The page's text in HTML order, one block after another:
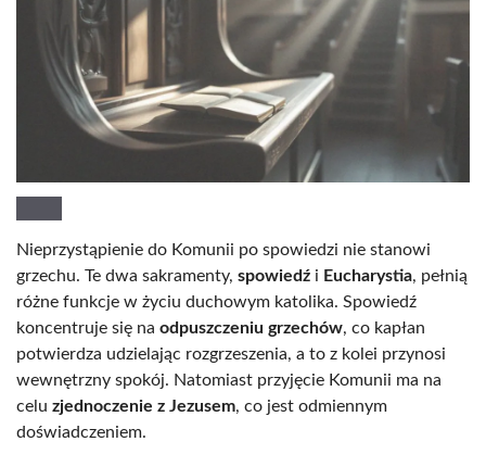
Nieprzystąpienie do Komunii po spowiedzi nie stanowi
grzechu. Te dwa sakramenty, spowiedź i Eucharystia, pełnią
różne funkcje w życiu duchowym katolika. Spowiedź
koncentruje się na odpuszczeniu grzechów, co kapłan
potwierdza udzielając rozgrzeszenia, a to z kolei przynosi
wewnętrzny spokój. Natomiast przyjęcie Komunii ma na
celu zjednoczenie z Jezusem, co jest odmiennym
doświadczeniem.